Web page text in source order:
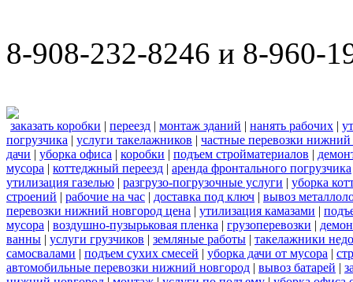
8-908-232-8246 и 8-960-
заказать коробки | переезд | монтаж зданий | нанять рабочих |
погрузчика | услуги такелажников | частные перевозки нижний
дачи | уборка офиса | коробки | подъем стройматериалов |
мусора | коттеджный переезд | аренда фронтального погрузчика
утилизация газелью | разгрузо-погрузочные услуги | уборка
строений | рабочие на час | доставка под ключ | вывоз
перевозки нижний новгород цена | утилизация камазами |
мусора | воздушно-пузырьковая пленка | грузоперевозки |
ванны | услуги грузчиков | земляные работы | такелажники
самосвалами | подъем сухих смесей | уборка дачи от мусора |
автомобильные перевозки нижний новгород | вывоз батарей |